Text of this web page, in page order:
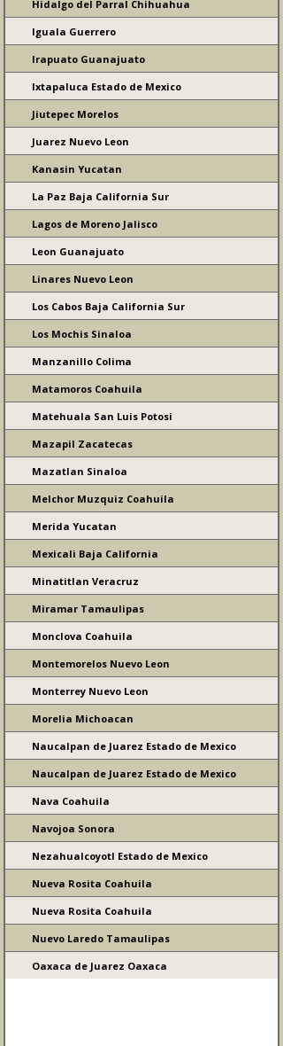
Hidalgo del Parral Chihuahua
Iguala Guerrero
Irapuato Guanajuato
Ixtapaluca Estado de Mexico
Jiutepec Morelos
Juarez Nuevo Leon
Kanasin Yucatan
La Paz Baja California Sur
Lagos de Moreno Jalisco
Leon Guanajuato
Linares Nuevo Leon
Los Cabos Baja California Sur
Los Mochis Sinaloa
Manzanillo Colima
Matamoros Coahuila
Matehuala San Luis Potosi
Mazapil Zacatecas
Mazatlan Sinaloa
Melchor Muzquiz Coahuila
Merida Yucatan
Mexicali Baja California
Minatitlan Veracruz
Miramar Tamaulipas
Monclova Coahuila
Montemorelos Nuevo Leon
Monterrey Nuevo Leon
Morelia Michoacan
Naucalpan de Juarez Estado de Mexico
Naucalpan de Juarez Estado de Mexico
Nava Coahuila
Navojoa Sonora
Nezahualcoyotl Estado de Mexico
Nueva Rosita Coahuila
Nueva Rosita Coahuila
Nuevo Laredo Tamaulipas
Oaxaca de Juarez Oaxaca